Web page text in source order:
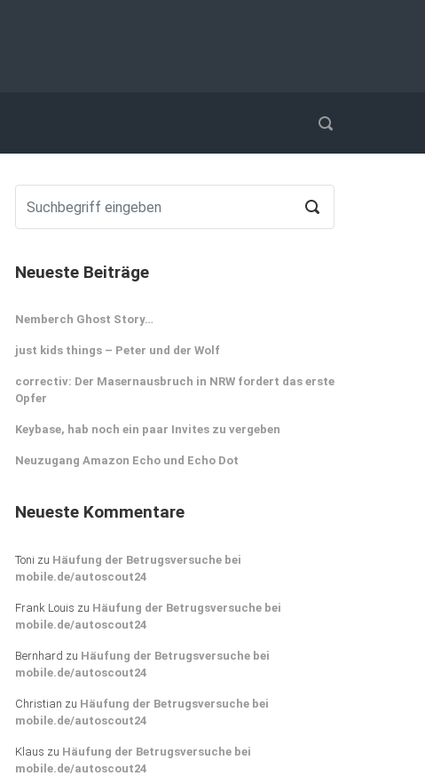
Neueste Beiträge
Nemberch Ghost Story…
just kids things – Peter und der Wolf
correctiv: Der Masernausbruch in NRW fordert das erste
Opfer
Keybase, hab noch ein paar Invites zu vergeben
Neuzugang Amazon Echo und Echo Dot
Neueste Kommentare
Toni zu Häufung der Betrugsversuche bei
mobile.de/autoscout24
Frank Louis zu Häufung der Betrugsversuche bei
mobile.de/autoscout24
Bernhard zu Häufung der Betrugsversuche bei
mobile.de/autoscout24
Christian zu Häufung der Betrugsversuche bei
mobile.de/autoscout24
Klaus zu Häufung der Betrugsversuche bei
mobile.de/autoscout24